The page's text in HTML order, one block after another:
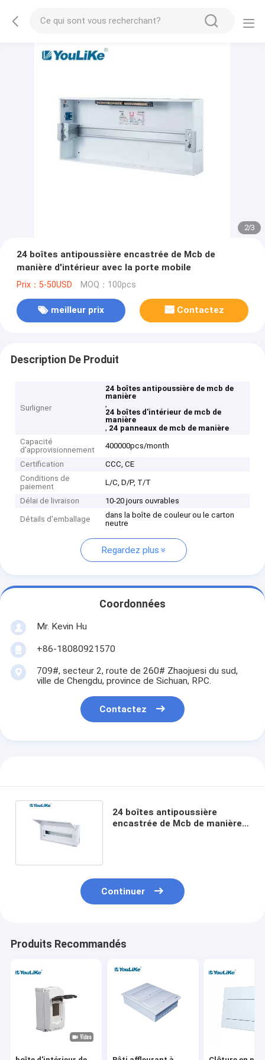
2/3
24 boîtes antipoussière encastrée de Mcb de
manière d'intérieur avec la porte mobile
Prix：5-50USD MOQ：100pcs
meilleur prix Contactez
Description De Produit
Surligner
24 boîtes antipoussière de mcb de
manière
,
24 boîtes d'intérieur de mcb de
manière
, 24 panneaux de mcb de manière
Capacité
d'approvisionnement
400000pcs/month
Certification
CCC, CE
Conditions de
paiement
L/C, D/P, T/T
Délai de livraison 10-20 jours ouvrables
Détails d'emballage
dans la boîte de couleur ou le carton
neutre
Regardez plus
Coordonnées
Mr. Kevin Hu
+86-18080921570
709#, secteur 2, route de 260# Zhaojuesi du sud,
ville de Chengdu, province de Sichuan, RPC.
Contactez
24 boîtes antipoussière
encastrée de Mcb de manière
Continuer
Produits Recommandés